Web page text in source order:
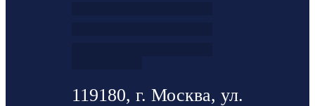
119180, г. Москва, ул.